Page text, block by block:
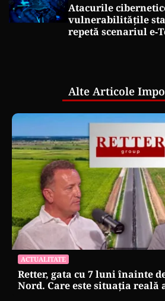
Atacurile
vulnerabilitățile
repetă scenariul
Alte Articole
ACTUALITATE
Retter, gata cu 7 luni înainte
Nord. Care este situația reală